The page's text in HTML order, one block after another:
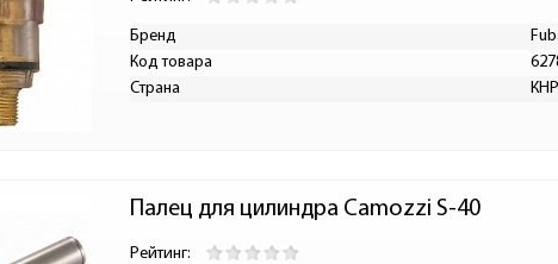
Бренд
Код товара
Страна
КНР
Палец для цилиндра Camozzi S-40
Рейтинг: